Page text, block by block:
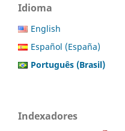
Idioma
English
Español (España)
Português (Brasil)
Indexadores